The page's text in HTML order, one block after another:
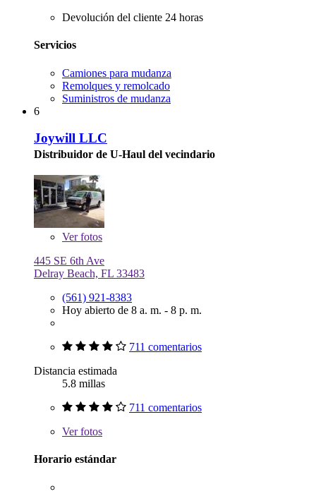
Devolución del cliente 24 horas
Servicios
Camiones para mudanza
Remolques y remolcado
Suministros de mudanza
6
Joywill LLC
Distribuidor de U-Haul del vecindario
Verfotos
445 SE 6th Ave
Delray Beach, FL 33483
(561) 921-8383
Hoy abierto de 8 a. m. - 8 p. m.
711 comentarios
Distancia estimada
5.8 millas
711 comentarios
Verfotos
Horario estándar